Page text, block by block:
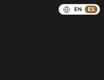
EN ES